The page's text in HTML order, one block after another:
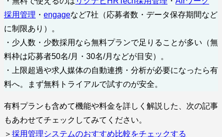
採用管理 ・ engageなど7社（応募者数・データ保存期間など
に制限あり）。
・少人数・少数採用なら無料プランで足りることが多い（無
料枠は応募者50名/月・30名/月などが目安）。
・上限超過や求人媒体の自動連携・分析が必要になったら有
料へ。まず無料トライアルで試すのが安全。
有料プランも含めて機能や料金を詳しく解説した、次の記事
もあわせてチェックしてみてください。
＞ 採用管理システムのおすすめ比較をチェックする